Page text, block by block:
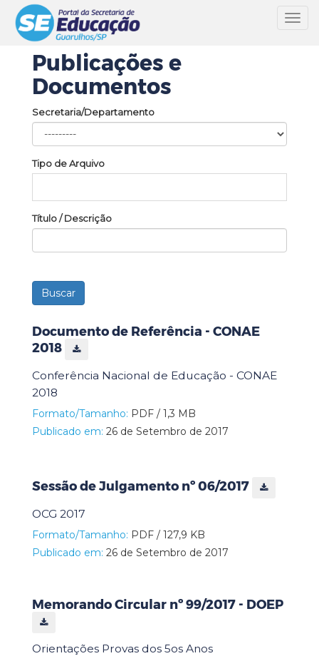
Publicações e
Documentos
Secretaria/Departamento
Tipo de Arquivo
Título / Descrição
Documento de Referência - CONAE
2018
Conferência Nacional de Educação - CONAE
2018
Formato/Tamanho: PDF / 1,3 MB
Publicado em: 26 de Setembro de 2017
Sessão de Julgamento nº 06/2017
OCG 2017
Formato/Tamanho: PDF / 127,9 KB
Publicado em: 26 de Setembro de 2017
Memorando Circular nº 99/2017 - DOEP
Orientações Provas dos 5os Anos